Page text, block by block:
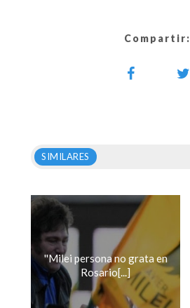
Compartir:
SIMILARES
''Milei persona no grata en
Rosario[...]